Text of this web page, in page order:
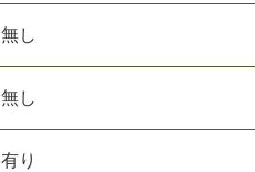
無し
無し
有り